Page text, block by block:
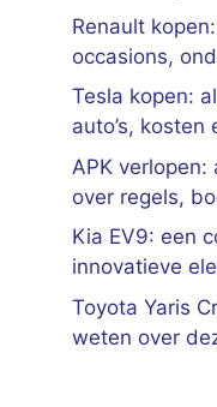
Renault
occasions,
Tesla kopen:
auto’s, kosten
APK
over regels,
Kia EV9: een
innovatieve
Toyota Yaris
weten over